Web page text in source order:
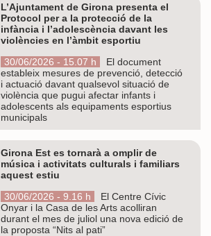
L’Ajuntament de Girona presenta el
Protocol per a la protecció de la
infància i l’adolescència davant les
violències en l’àmbit esportiu
30/06/2026 - 15.07 h
El document
estableix mesures de prevenció, detecció
i actuació davant qualsevol situació de
violència que pugui afectar infants i
adolescents als equipaments esportius
municipals
Girona Est es tornarà a omplir de
música i activitats culturals i familiars
aquest estiu
30/06/2026 - 9.16 h
El Centre Cívic
Onyar i la Casa de les Arts acolliran
durant el mes de juliol una nova edició de
la proposta “Nits al pati”